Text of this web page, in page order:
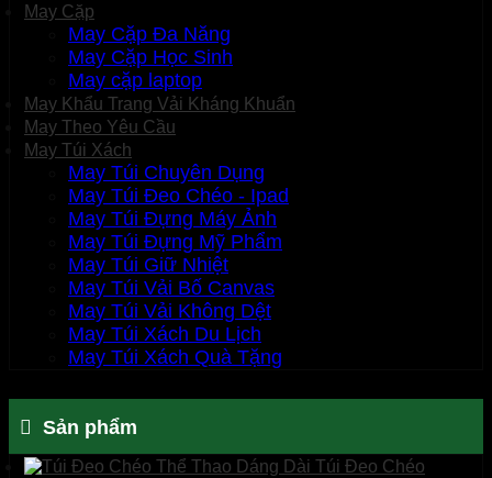
May Cặp
May Cặp Đa Năng
May Cặp Học Sinh
May cặp laptop
May Khẩu Trang Vải Kháng Khuẩn
May Theo Yêu Cầu
May Túi Xách
May Túi Chuyên Dụng
May Túi Đeo Chéo - Ipad
May Túi Đựng Máy Ảnh
May Túi Đựng Mỹ Phẩm
May Túi Giữ Nhiệt
May Túi Vải Bố Canvas
May Túi Vải Không Dệt
May Túi Xách Du Lịch
May Túi Xách Quà Tặng
Sản phẩm
Túi Đeo Chéo